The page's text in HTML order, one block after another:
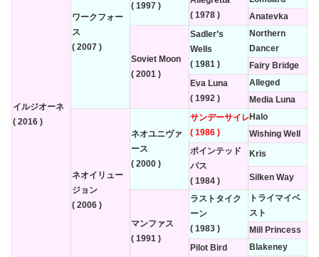
イルジオーネ
( 2016 )
ワークフォー
ス
( 2007 )
( 1997 )
( 1978 )
Anatevka
Soviet Moon
( 2001 )
Sadler’s
Wells
( 1981 )
Northern
Dancer
Fairy Bridge
Eva Luna
( 1992 )
Alleged
Media Luna
ネオイリュー
ジョン
( 2006 )
ネオユニヴァ
ース
( 2000 )
サンデーサイレンス
( 1986 )
Halo
Wishing Well
ポインテッド
パス
( 1984 )
Kris
Silken Way
マンファス
( 1991 )
ラストタイク
ーン
( 1983 )
トライマイベ
スト
Mill Princess
Pilot Bird
Blakeney